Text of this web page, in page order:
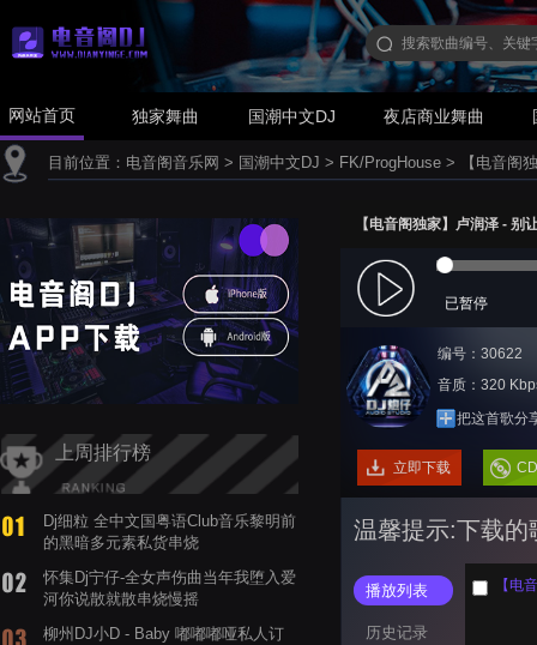
网站首页 独家舞曲 国潮中文DJ 夜店商业舞曲
目前位置： 电音阁音乐网 > 国潮中文DJ > FK/ProgHouse > 【电音阁
上周排行榜
Dj细粒 全中文国粤语Club音乐黎明前
的黑暗多元素私货串烧
怀集Dj宁仔-全女声伤曲当年我堕入爱
河你说散就散串烧慢摇
柳州DJ小D - Baby 嘟嘟嘟哑私人订
【电音阁独家】卢润泽 -
已暂停
编号：30622
音质：320
把这首歌分
立即下载
温馨提示:下载的
播放列表
历史记录